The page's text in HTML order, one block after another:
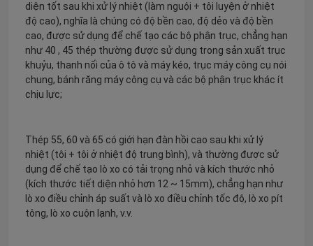
Ống hợp kim liền mạch
Ống nồi hơi áp suất cao
Ống thép chính xác
Tấm chắn ống nồi hơi
Vòi phun khí lò hơi
diện tốt sau khi xử lý nhiệt (làm nguội + tôi luyện ở nhiệt
độ cao), nghĩa là chúng có độ bền cao, độ dẻo và độ bền
cao, được sử dụng để chế tạo các bộ phận trục, chẳng hạn
như 40 , 45 thép thường được sử dụng trong sản xuất trục
khuỷu, thanh nối của ô tô và máy kéo, trục máy công cụ nói
chung, bánh răng máy công cụ và các bộ phận trục khác ít
chịu lực;
Thép 55, 60 và 65 có giới hạn đàn hồi cao sau khi xử lý
nhiệt (tôi + tôi ở nhiệt độ trung bình), và thường được sử
dụng để chế tạo lò xo có tải trọng nhỏ và kích thước nhỏ
(kích thước tiết diện nhỏ hơn 12 ~ 15mm), chẳng hạn như
lò xo điều chỉnh áp suất và lò xo điều chỉnh tốc độ, lò xo pít
tông, lò xo cuộn lạnh, v.v.